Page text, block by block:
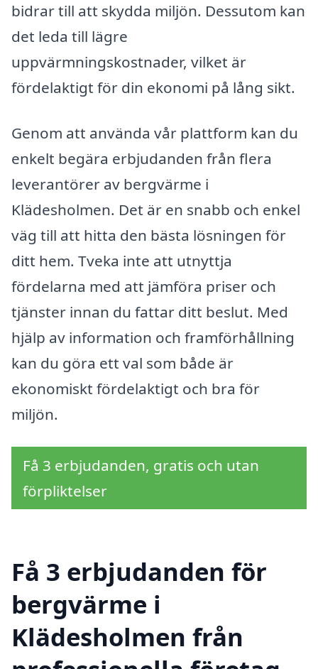
bidrar till att skydda miljön. Dessutom kan
det leda till lägre
uppvärmningskostnader, vilket är
fördelaktigt för din ekonomi på lång sikt.
Genom att använda vår plattform kan du
enkelt begära erbjudanden från flera
leverantörer av bergvärme i
Klädesholmen. Det är en snabb och enkel
väg till att hitta den bästa lösningen för
ditt hem. Tveka inte att utnyttja
fördelarna med att jämföra priser och
tjänster innan du fattar ditt beslut. Med
hjälp av information och framförhållning
kan du göra ett val som både är
ekonomiskt fördelaktigt och bra för
miljön.
Få 3 erbjudanden, gratis och utan
förpliktelser
Få 3 erbjudanden för
bergvärme i
Klädesholmen från